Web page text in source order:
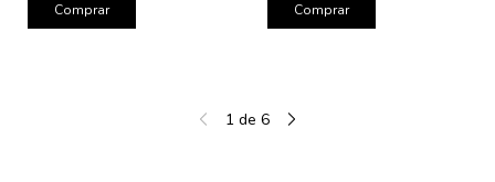
Comprar Comprar
1 de 6